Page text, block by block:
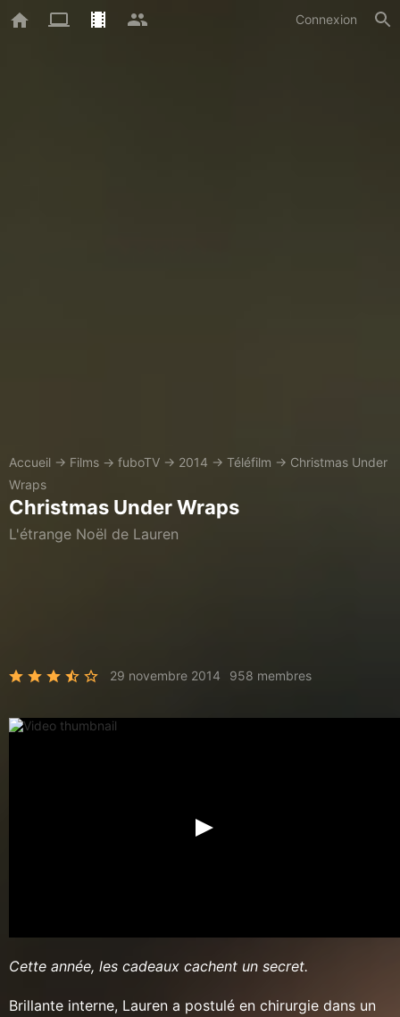
Connexion
Accueil → Films → fuboTV → 2014 → Téléfilm → Christmas Under
Wraps
Christmas Under Wraps
L'étrange Noël de Lauren
29 novembre 2014 958 membres
Cette année, les cadeaux cachent un secret.
Brillante interne, Lauren a postulé en chirurgie dans un